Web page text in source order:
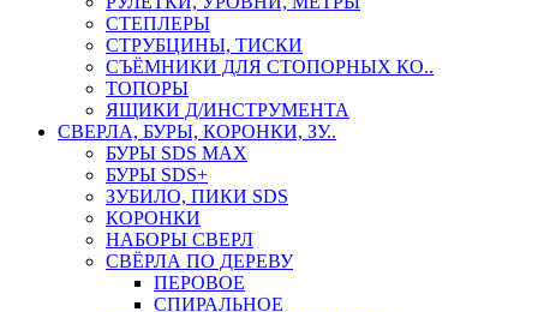
СТЕПЛЕРЫ
СТРУБЦИНЫ, ТИСКИ
СЪЁМНИКИ ДЛЯ СТОПОРНЫХ КО..
ТОПОРЫ
ЯЩИКИ Д/ИНСТРУМЕНТА
СВЕРЛА, БУРЫ, КОРОНКИ, ЗУ..
БУРЫ SDS MAX
БУРЫ SDS+
ЗУБИЛО, ПИКИ SDS
КОРОНКИ
НАБОРЫ СВЕРЛ
СВЁРЛА ПО ДЕРЕВУ
ПЕРОВОЕ
СПИРАЛЬНОЕ